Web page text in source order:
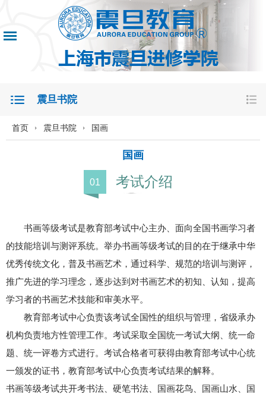
震旦书院
首页 震旦书院 国画
国画
01 考试介绍
书画等级考试是教育部考试中心主办、面向全国书画学习者
的技能培训与测评系统。举办书画等级考试的目的在于继承中华
优秀传统文化，普及书画艺术，通过科学、规范的培训与测评，
推广先进的学习理念，逐步达到对书画艺术的初知、认知，提高
学习者的书画艺术技能和审美水平。
教育部考试中心负责该考试全国性的组织与管理，省级承办
机构负责地方性管理工作。考试采取全国统一考试大纲、统一命
题、统一评卷方式进行。考试合格者可获得由教育部考试中心统
一颁发的证书，教育部考试中心负责考试结果的解释。
书画等级考试共开考书法、硬笔书法、国画花鸟、国画山水、国